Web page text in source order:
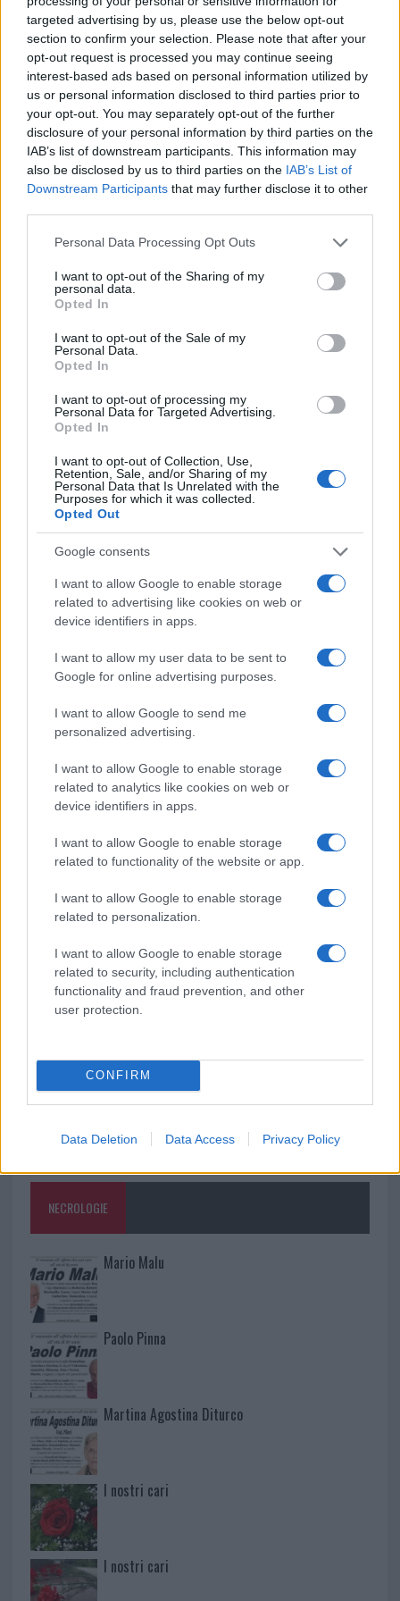
targeted advertising by us, please use the below opt-out
section to confirm your selection. Please note that after your
opt-out request is processed you may continue seeing
interest-based ads based on personal information utilized by
us or personal information disclosed to third parties prior to
your opt-out. You may separately opt-out of the further
disclosure of your personal information by third parties on the
IAB’s list of downstream participants. This information may
also be disclosed by us to third parties on the IAB’s List of
Downstream Participants that may further disclose it to other
Please note that this website/app uses one or more Google
not limited to your visit or usage behaviour. You may click to
grant or deny consent to Google and its third-party tags to
use your data for below specified purposes in below Google
consent section.
Personal Data Processing Opt Outs
I want to opt-out of the Sharing of my
personal data.
Opted In
I want to opt-out of the Sale of my
Personal Data.
Opted In
I want to opt-out of processing my
Personal Data for Targeted Advertising.
Opted In
I want to opt-out of Collection, Use,
Retention, Sale, and/or Sharing of my
Personal Data that Is Unrelated with the
Purposes for which it was collected.
Opted Out
Google consents
I want to allow Google to enable storage
related to advertising like cookies on web or
device identifiers in apps.
I want to allow my user data to be sent to
Google for online advertising purposes.
I want to allow Google to send me
personalized advertising.
I want to allow Google to enable storage
related to analytics like cookies on web or
device identifiers in apps.
I want to allow Google to enable storage
related to functionality of the website or app.
I want to allow Google to enable storage
related to personalization.
I want to allow Google to enable storage
related to security, including authentication
functionality and fraud prevention, and other
user protection.
CONFIRM
Data Deletion Data Access Privacy Policy
Entra nel canale telegram di
GalluraOggi.it
Ricevi le nostre ultime news
daGoogle News
Condividi l'articolo
F
a
ce
b
o
o
k
T
w
it
te
r
Pi
te
st
W
at
A
p
S
a
Le previsioni meteo per il weekend a Olbia e in
Gallura
Michelle Hunziker in Gallura, bella anche dal
vivo: un amico vip svela come fa
Calangianus, dopo le polemiche il centro
accoglienza minori chiude
Olbia, divieto di sosta contro spaccio e degrado:
Pausa caffè impeccabile: come scegliere la
rinascita della strada che segnò la Gallura
Raid nelle campagne di Berchidda, rischio per
la rete elettrica
NECROLOGIE
Mario Malu
Paolo Pinna
Martina Agostina Diturco
I nostri cari
I nostri cari